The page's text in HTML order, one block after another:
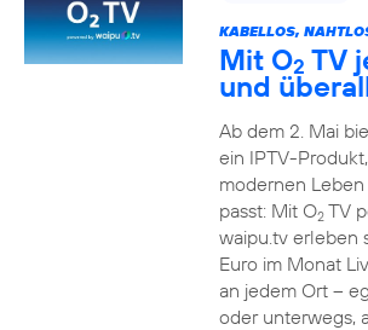
KABELLOS,
Mit O2 TV
und
Ab dem 2. Mai
ein IPTV-
modernen
passt: Mit O2TV
waipu.tv erleben
Euro im Monat
an jedem Ort –
oder unterwegs,